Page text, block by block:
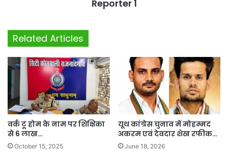
Reporter 1
Related Articles
वर्क टू होम के नाम पर शिक्षिका
से 6 लाख…
October 15, 2025
यूथ कांग्रेस चुनाव में मोहम्मद
अकरम एवं देवदार शेख रफीक…
June 18, 2026